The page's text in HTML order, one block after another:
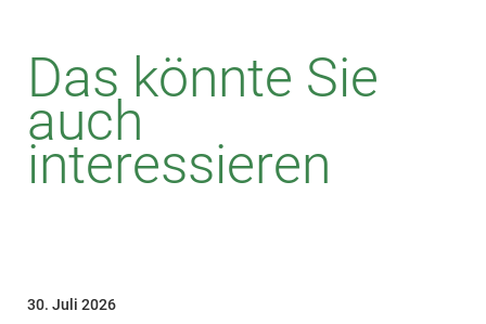
Das könnte Sie
auch
interessieren
30. Juli 2026